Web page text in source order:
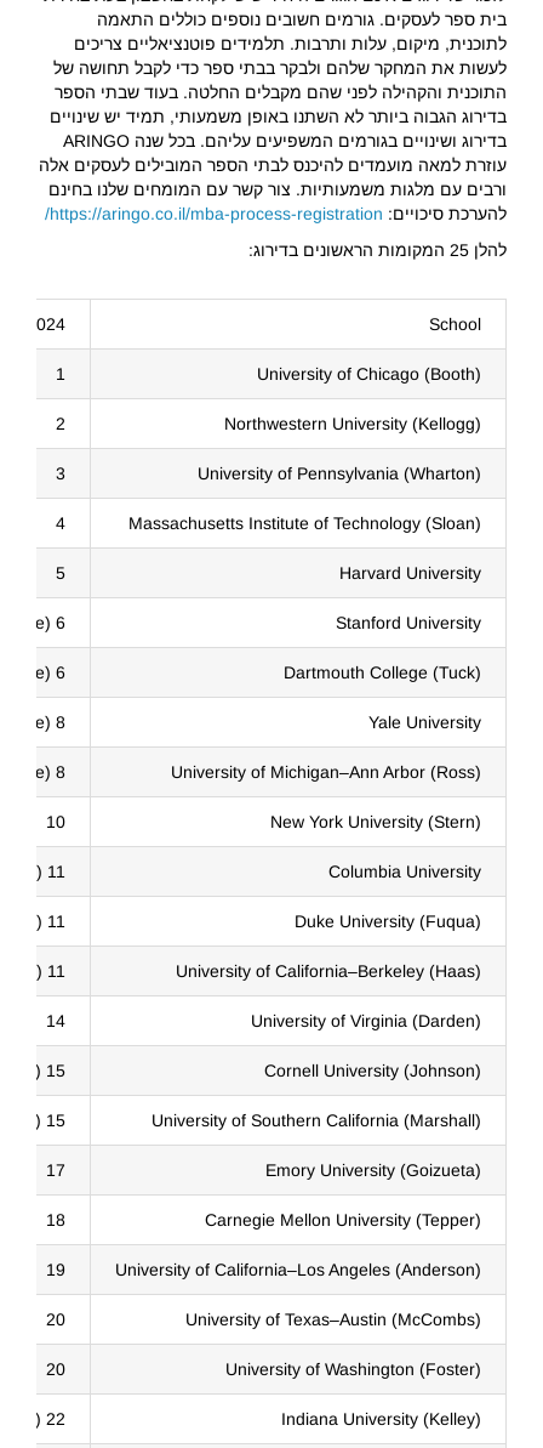
בית ספר לעסקים. גורמים חשובים נוספים כוללים התאמה
לתוכנית, מיקום, עלות ותרבות. תלמידים פוטנציאליים צריכים
לעשות את המחקר שלהם ולבקר בבתי ספר כדי לקבל תחושה של
התוכנית והקהילה לפני שהם מקבלים החלטה. בעוד שבתי הספר
בדירוג הגבוה ביותר לא השתנו באופן משמעותי, תמיד יש שינויים
בדירוג ושינויים בגורמים המשפיעים עליהם. בכל שנה ARINGO
עוזרת למאה מועמדים להיכנס לבתי הספר המובילים לעסקים אלה
ורבים עם מלגות משמעותיות. צור קשר עם המומחים שלנו בחינם
להערכת סיכויים: https://aringo.co.il/mba-process-registration/
להלן 25 המקומות הראשונים בדירוג:
School
2024 Rank
University of Chicago (Booth)
1
Northwestern University (Kellogg)
2
University of Pennsylvania (Wharton)
3
Massachusetts Institute of Technology (Sloan)
4
Harvard University
5
Stanford University
6 (tie)
Dartmouth College (Tuck)
6 (tie)
Yale University
8 (tie)
University of Michigan–Ann Arbor (Ross)
8 (tie)
New York University (Stern)
10
Columbia University
11 (tie)
Duke University (Fuqua)
11 (tie)
University of California–Berkeley (Haas)
11 (tie)
University of Virginia (Darden)
14
Cornell University (Johnson)
15 (tie)
University of Southern California (Marshall)
15 (tie)
Emory University (Goizueta)
17
Carnegie Mellon University (Tepper)
18
University of California–Los Angeles (Anderson)
19
University of Texas–Austin (McCombs)
20
University of Washington (Foster)
20
Indiana University (Kelley)
22 (tie)